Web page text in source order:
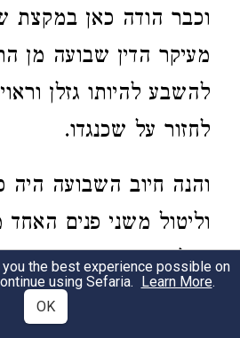
וכבר הודה כאן במקצת
מעיקר הדין שבועה מן
להשבע להיותו גזלן
לחזור על שכנגדו.
והנה חיוב השבועה היה
וליטול משני פנים
נגזל והשני משום
השבועה וזה דוקא אם יש
the best experience possible on
using Sefaria. Learn More.
OK